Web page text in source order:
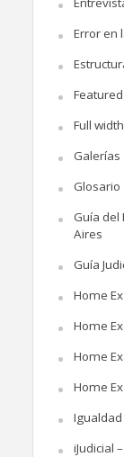
Error en
Full
Galerías
Glosario
Guía del
Aires
Guía
Home
Home
Home
Home
Igualdad
iJudicial